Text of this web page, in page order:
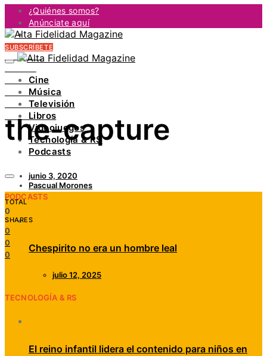
¿Quiénes somos?
Anúnciate aquí
Contacto
FACEBOOK
INSTAGRAM
PINTEREST
YOUTUBE
LINKEDIN
SUBSCRÍBETE
Cine
Música
Televisión
Libros
Videojuegos
Tecnología & RS
Podcasts
PODCASTS
Chespirito no era un hombre leal
julio 12, 2025
TECNOLOGÍA & RS
El reino infantil lidera el contenido para niños en
the-capture
junio 3, 2020
Pascual Morones
TOTAL
0
SHARES
0
0
0